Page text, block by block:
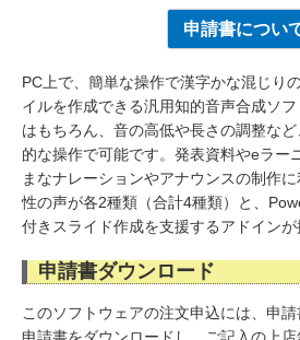
申請書につい
PC上で、簡単な操作で漢字かな混じり
イルを作成できる汎用知的音声合成ソ
はもちろん、音の高低や長さの調整な
的な操作で可能です。発表資料やeラー
まなナレーションやアナウンスの制作
性の声が各2種類（合計4種類）と、
付きスライド作成を支援するアドインが
申請書ダウンロード
このソフトウェアの注文申込には、申請